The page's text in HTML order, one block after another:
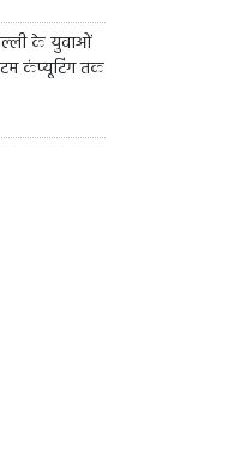
के युवाओं
कंप्यूटिंग तक